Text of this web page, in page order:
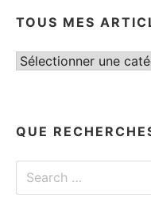
TOUS MES
Tous
QUE
Search